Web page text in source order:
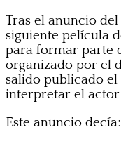
Tras el anuncio
siguiente película
para formar parte
organizado por el
salido publicado el
interpretar el actor
Este anuncio decía: